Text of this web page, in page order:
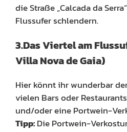
die Straße „Calcada da
Flussufer schlendern.
3.Das Viertel am
Villa Nova de Gaia)
Hier könnt ihr wunderbar
vielen Bars oder
und/oder eine Portwein-
Tipp:Die Portwein-